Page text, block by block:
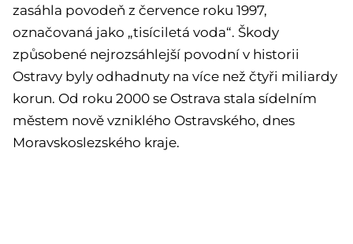
zasáhla povodeň z července roku 1997,
označovaná jako „tisíciletá voda“. Škody
způsobené nejrozsáhlejší povodní v historii
Ostravy byly odhadnuty na více než čtyři miliardy
korun. Od roku 2000 se Ostrava stala sídelním
městem nově vzniklého Ostravského, dnes
Moravskoslezského kraje.